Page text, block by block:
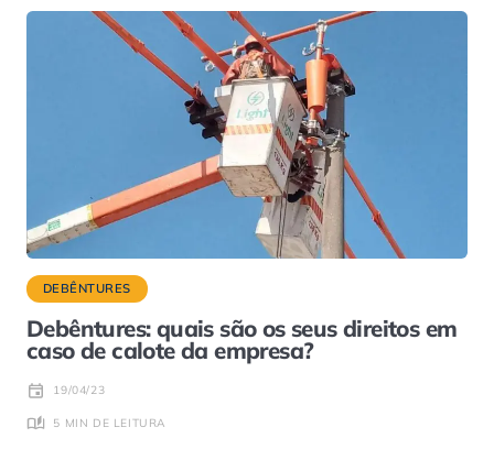
DEBÊNTURES
Debêntures: quais são os seus direitos em
caso de calote da empresa?
19/04/23
5 MIN DE LEITURA